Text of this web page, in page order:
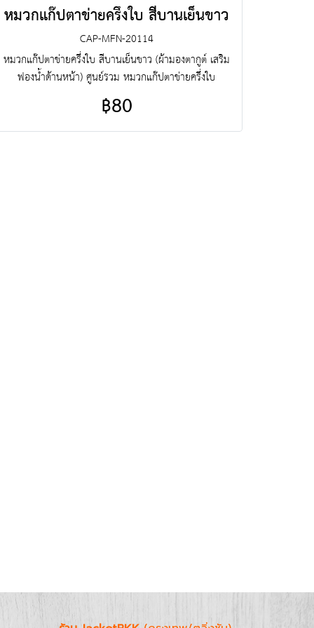
หมวกแก๊ปตาข่ายครึ่งใบ สีบานเย็นขาว
CAP-MFN-20114
หมวกแก๊ปตาข่ายครึ่งใบ สีบานเย็นขาว (ผ้ามองตากูต์ เสริม
ฟองน้ำด้านหน้า) ศูนย์รวม หมวกแก๊ปตาข่ายครึ่งใบ
คุณภาพราคาโรงงาน ขายราคาปลีกส่งโบ๊เบ๊ หมวกแก๊ป
ตาข่ายครึ่งใบ หมวกแก๊ปตาข่ายครึ่งใบสำเร็จรูป สั่งตัดหมวก
แก๊ปตาข่ายครึ่งใบ ฯลฯ พร้อมบริการงานปัก ครบวงจร
฿80